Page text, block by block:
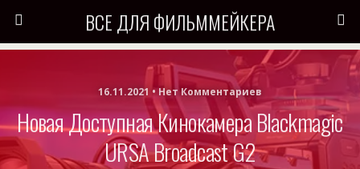
ВСЕ ДЛЯ ФИЛЬММЕЙКЕРА
16.11.2021 • Нет Комментариев
Новая Доступная Кинокамера Blackmagic
URSA Broadcast G2